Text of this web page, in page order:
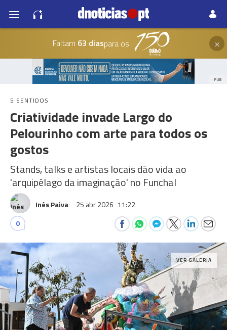
Faltam 63 diaspara os ×
PUB
5 SENTIDOS
Criatividade invade Largo do
Pelourinho com arte para todos os
gostos
Stands, talks e artistas locais dão vida ao
'arquipélago da imaginação' no Funchal
Inês Paiva 25 abr 2026 11:22
0
VER GALERIA